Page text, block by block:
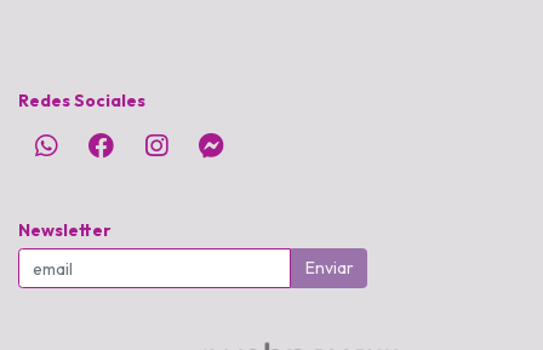
Redes Sociales
Newsletter
Enviar